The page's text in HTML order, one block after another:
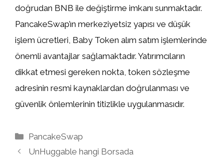
doğrudan BNB ile değiştirme imkanı sunmaktadır.
PancakeSwap’ın merkeziyetsiz yapısı ve düşük
işlem ücretleri, Baby Token alım satım işlemlerinde
önemli avantajlar sağlamaktadır. Yatırımcıların
dikkat etmesi gereken nokta, token sözleşme
adresinin resmi kaynaklardan doğrulanması ve
güvenlik önlemlerinin titizlikle uygulanmasıdır.
Kategoriler
PancakeSwap
UnHuggable hangi Borsada